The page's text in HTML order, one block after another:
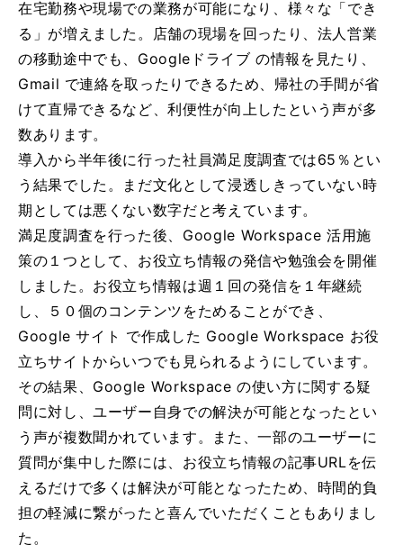
在宅勤務や現場での業務が可能になり、様々な「でき
る」が増えました。店舗の現場を回ったり、法人営業
の移動途中でも、Googleドライブ の情報を見たり、
Gmail で連絡を取ったりできるため、帰社の手間が省
けて直帰できるなど、利便性が向上したという声が多
数あります。
導入から半年後に行った社員満足度調査では65％とい
う結果でした。まだ文化として浸透しきっていない時
期としては悪くない数字だと考えています。
満足度調査を行った後、Google Workspace 活用施
策の１つとして、お役立ち情報の発信や勉強会を開催
しました。お役立ち情報は週１回の発信を１年継続
し、５０個のコンテンツをためることができ、
Google サイト で作成した Google Workspace お役
立ちサイトからいつでも見られるようにしています。
その結果、Google Workspace の使い方に関する疑
問に対し、ユーザー自身での解決が可能となったとい
う声が複数聞かれています。また、一部のユーザーに
質問が集中した際には、お役立ち情報の記事URLを伝
えるだけで多くは解決が可能となったため、時間的負
担の軽減に繋がったと喜んでいただくこともありまし
た。